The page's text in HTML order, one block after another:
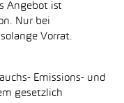
Angebot ist
Nur bei
Vorrat.
Emissions- und
gesetzlich